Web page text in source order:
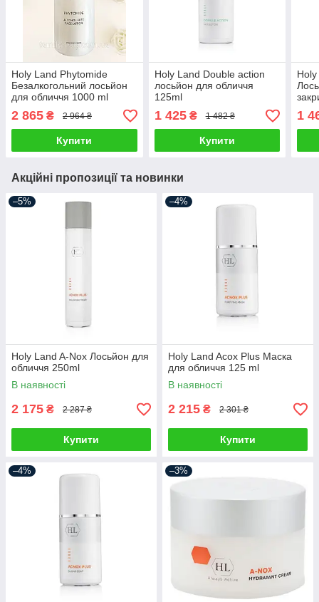
Holy Land Phytomide
Безалкогольний лосьйон
для обличчя 1000 ml
2 865 ₴ 2 964 ₴
Купити
Holy Land Double action
лосьйон для обличчя
125ml
1 425₴ 1 482 ₴
Купити
1
Акційні пропозиції та новинки
–5%
Holy Land A-Nox Лосьйон для
обличчя 250ml
В наявності
2 175 ₴ 2 287 ₴
Купити
–4%
Holy Land Acox Plus Маска
для обличчя 125 ml
В наявності
2 215 ₴ 2 301 ₴
Купити
–4% –3%